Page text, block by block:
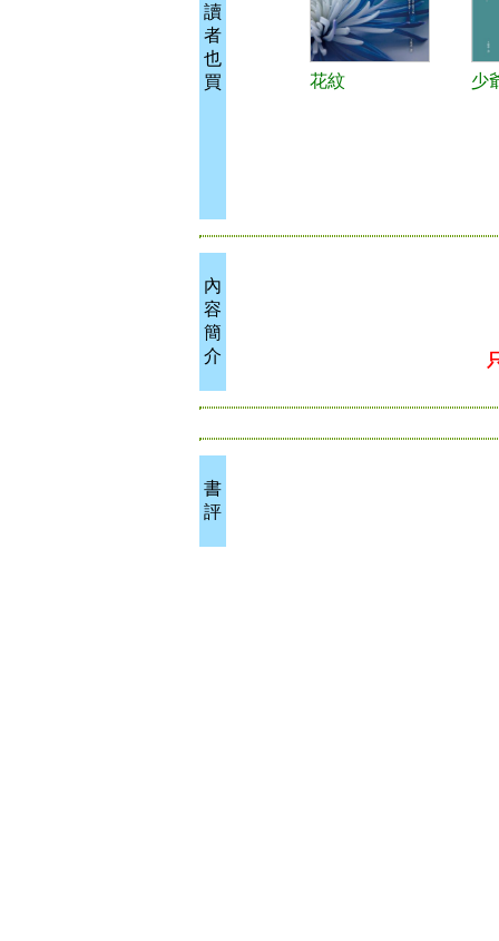
讀
者
也
買
花紋 少
內
容
簡
介
書
評